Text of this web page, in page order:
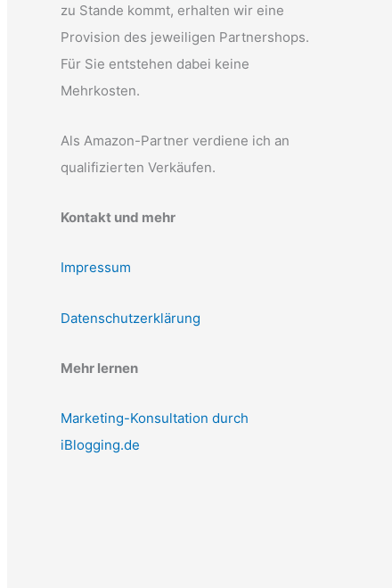
zu Stande kommt, erhalten wir eine
Provision des jeweiligen Partnershops.
Für Sie entstehen dabei keine
Mehrkosten.
Als Amazon-Partner verdiene ich an
qualifizierten Verkäufen.
Kontakt und mehr
Impressum
Datenschutzerklärung
Mehr lernen
Marketing-Konsultation durch
iBlogging.de